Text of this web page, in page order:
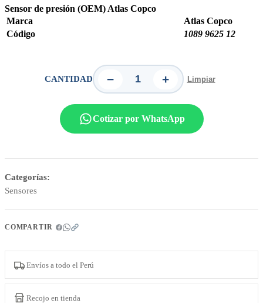
Sensor de presión (OEM) Atlas Copco
Marca
Atlas Copco
Código
1089 9625 12
CANTIDAD − + Limpiar
Cotizar por WhatsApp
Categorías:
Sensores
COMPARTIR
Envíos a todo el Perú
Recojo en tienda